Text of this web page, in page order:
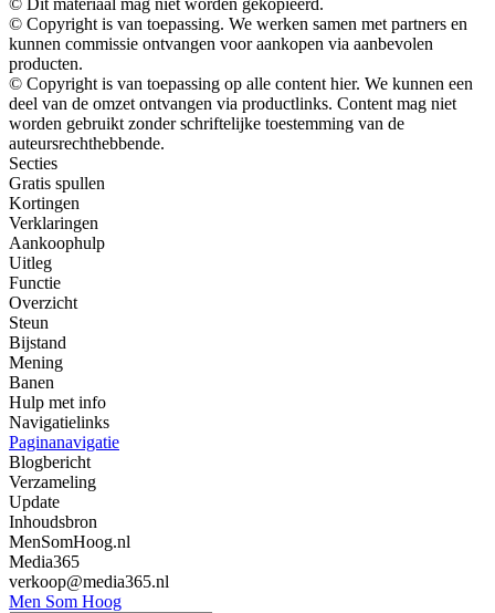
© Dit materiaal mag niet worden gekopieerd.
© Copyright is van toepassing. We werken samen met partners en
kunnen commissie ontvangen voor aankopen via aanbevolen
producten.
© Copyright is van toepassing op alle content hier. We kunnen een
deel van de omzet ontvangen via productlinks. Content mag niet
worden gebruikt zonder schriftelijke toestemming van de
auteursrechthebbende.
Secties
Gratis spullen
Kortingen
Verklaringen
Aankoophulp
Uitleg
Functie
Overzicht
Steun
Bijstand
Mening
Banen
Hulp met info
Navigatielinks
Paginanavigatie
Blogbericht
Verzameling
Update
Inhoudsbron
MenSomHoog.nl
Media365
verkoop@media365.nl
Men Som Hoog